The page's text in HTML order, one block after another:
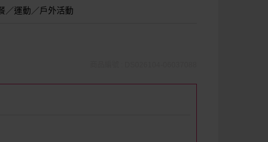
／運動／戶外活動